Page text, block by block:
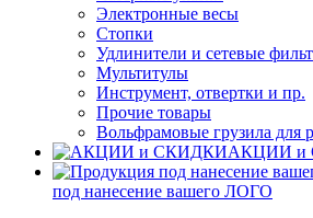
Электронные весы
Стопки
Удлинители и сетевые
Мультитулы
Инструмент, отвертки и пр.
Прочие товары
Вольфрамовые грузила для
АКЦИИ и
под нанесение вашего ЛОГО